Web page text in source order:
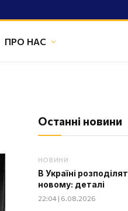
ПРО НАС
Останні новини
НОВИНИ
В Україні
новому: деталі
22:04 | 6.08.2026